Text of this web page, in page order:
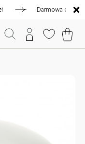
Darmowa dostawa